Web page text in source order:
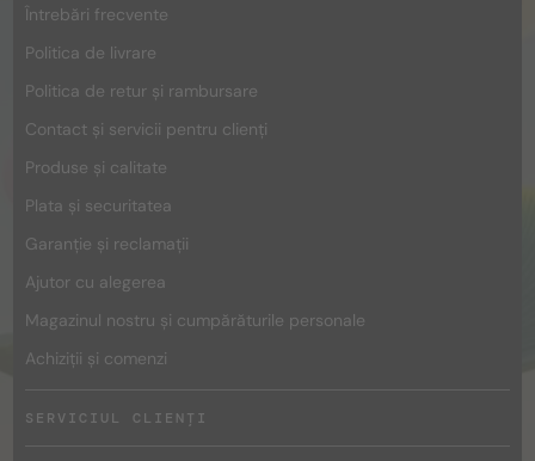
Întrebări frecvente
Politica de livrare
Politica de retur și rambursare
Contact și servicii pentru clienți
Produse și calitate
Plata și securitatea
Garanție și reclamații
Ajutor cu alegerea
Magazinul nostru și cumpărăturile personale
Achiziții și comenzi
SERVICIUL CLIENȚI